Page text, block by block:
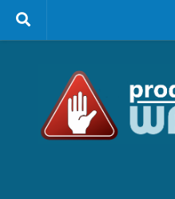
Zum Inhalt springen